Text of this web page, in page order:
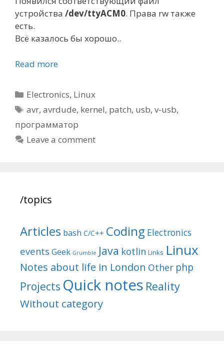
устройства /dev/ttyACM0. Права rw также
есть.
Всё казалось бы хорошо..
Read more
Categories
Electronics, Linux
Tags
avr,avrdude, kernel, patch, usb,v-usb,
программатор
Leave a comment
/topics
Articles bash C/C++ Coding Electronics
events Geek Grumble Java kotlin Links Linux
Notes about life in London Other php
Projects Quick notes Reality
Without category